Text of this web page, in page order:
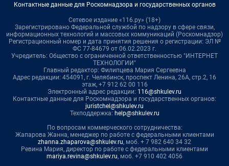
Контактные данные для Роскомнадзора и государственных органов
Сетевое издание «116.ру» (18+)
Зарегистрировано Федеральной службой по надзору в сфере связи,
информационных технологий и массовых коммуникаций (Роскомнадзор)
Регистрационный номер и дата принятия решения о регистрации: ЭЛ №
ФС 77-84679 от 06.02.2023 г.
Учредитель: Общество с ограниченной ответственностью "ИНТЕРНЕТ
ТЕХНОЛОГИИ"
Главный редактор: Филипцева Мария Сергеевна
Адрес редакции: 454091, г. Челябинск, проспект Ленина, 26А, стр.2, 16
этаж, +7 912 62 00 116
Электронный адрес редакции: 116@shkulev.ru
Контактные данные для Роскомнадзора и государственных органов:
juristchel@shkulev.ru
Техподдержка: help@shkulev.ru
По вопросам коммерческого сотрудничества:
Жапарова Жанна, менеджер по работе с федеральными клиентами
zhanna.zhaparova@shkulev.ru, моб. + 7 982 640 34 32
Ревина Мария, директор по работе с федеральными клиентами
mariya.revina@shkulev.ru, моб. +7 910 402 4056